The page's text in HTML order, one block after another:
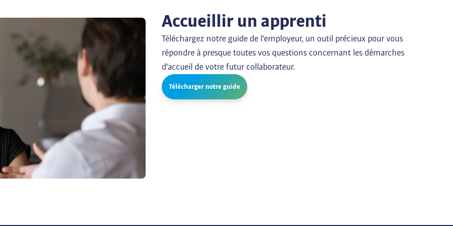
Accueillir un apprenti
Téléchargez notre guide de l'employeur, un outil précieux pour vous
répondre à presque toutes vos questions concernant les démarches
d'accueil de votre futur collaborateur.
Télécharger notre guide